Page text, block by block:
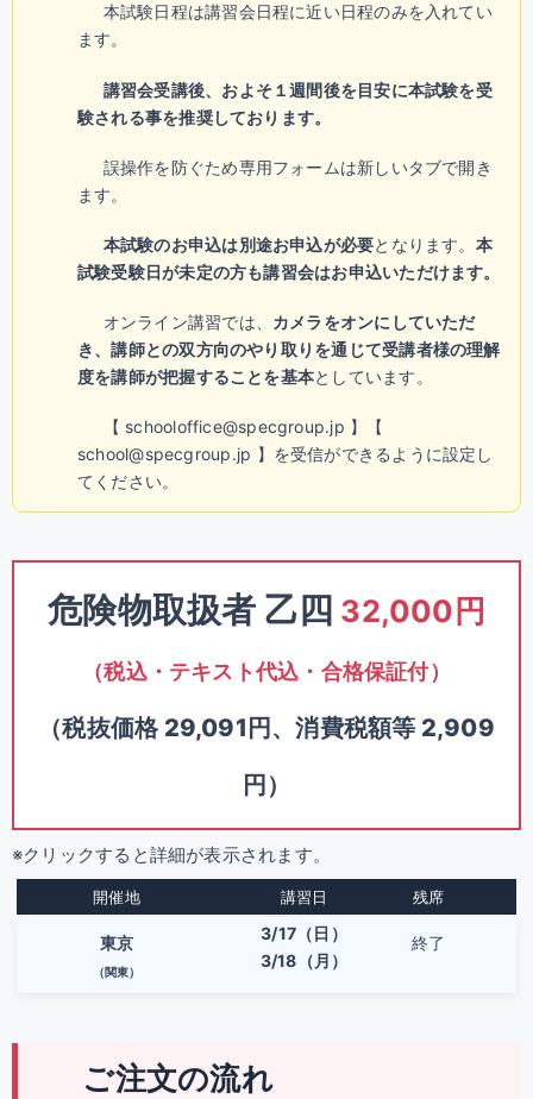
本試験日程は講習会日程に近い日程のみを入れてい
ます。
講習会受講後、およそ１週間後を目安に本試験を受
験される事を推奨しております。
誤操作を防ぐため専用フォームは新しいタブで開き
ます。
本試験のお申込は別途お申込が必要となります。 本
試験受験日が未定の方も講習会はお申込いただけます。
オンライン講習では、 カメラをオンにしていただ
き、講師との双方向のやり取りを通じて受講者様の理解
度を講師が把握することを基本としています。
【 schooloffice@specgroup.jp 】【
school@specgroup.jp 】を受信ができるように設定し
てください。
危険物取扱者 乙四 32,000円
（税込・テキスト代込・合格保証付）
（税抜価格 29,091円、消費税額等 2,909
円）
※クリックすると詳細が表示されます。
開催地 講習日 残席
東京
（関東）
3/17（日）
3/18（月）
終了
ご注文の流れ